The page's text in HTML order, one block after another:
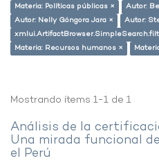
Materia: Políticas públicas ×
Autor:
Autor: Nelly Góngora Jara ×
Autor:
Materia: Recursos humanos ×
Mostrando ítems 1-1 de 1
Análisis de la
Una mirada funcional
el Perú